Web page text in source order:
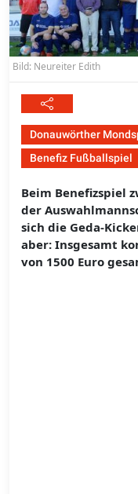
Bild: Neureiter Edith
Donauwörther
Benefiz Fußballspiel
Beim Benefizspiel
der
sich die Geda-
aber: Insgesamt
von 1500 Euro